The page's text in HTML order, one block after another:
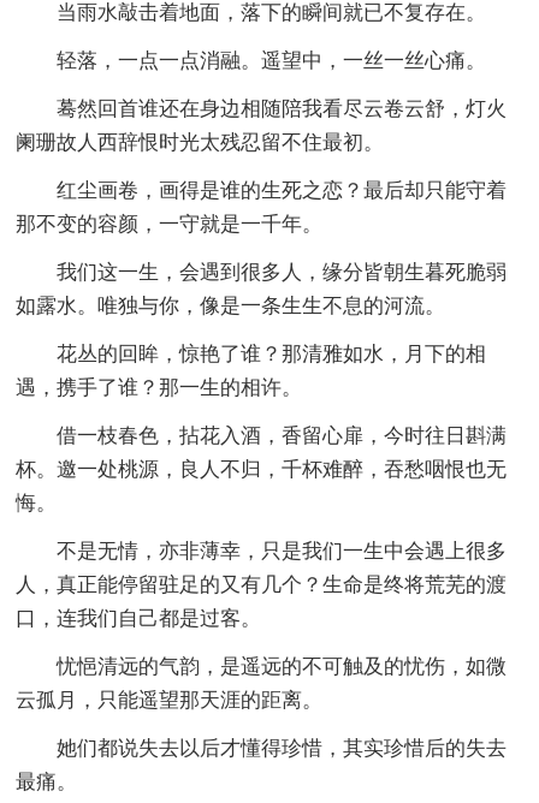
当雨水敲击着地面，落下的瞬间就已不复存在。
轻落，一点一点消融。遥望中，一丝一丝心痛。
蓦然回首谁还在身边相随陪我看尽云卷云舒，灯火
阑珊故人西辞恨时光太残忍留不住最初。
红尘画卷，画得是谁的生死之恋？最后却只能守着
那不变的容颜，一守就是一千年。
我们这一生，会遇到很多人，缘分皆朝生暮死脆弱
如露水。唯独与你，像是一条生生不息的河流。
花丛的回眸，惊艳了谁？那清雅如水，月下的相
遇，携手了谁？那一生的相许。
借一枝春色，拈花入酒，香留心扉，今时往日斟满
杯。邀一处桃源，良人不归，千杯难醉，吞愁咽恨也无
悔。
不是无情，亦非薄幸，只是我们一生中会遇上很多
人，真正能停留驻足的又有几个？生命是终将荒芜的渡
口，连我们自己都是过客。
忧悒清远的气韵，是遥远的不可触及的忧伤，如微
云孤月，只能遥望那天涯的距离。
她们都说失去以后才懂得珍惜，其实珍惜后的失去
最痛。